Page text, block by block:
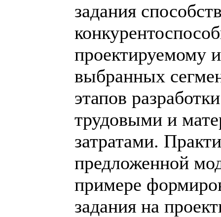
задания
проектируемому
выбранных
этапов
трудовыми и
затратами.
предложенной
примере
задания на